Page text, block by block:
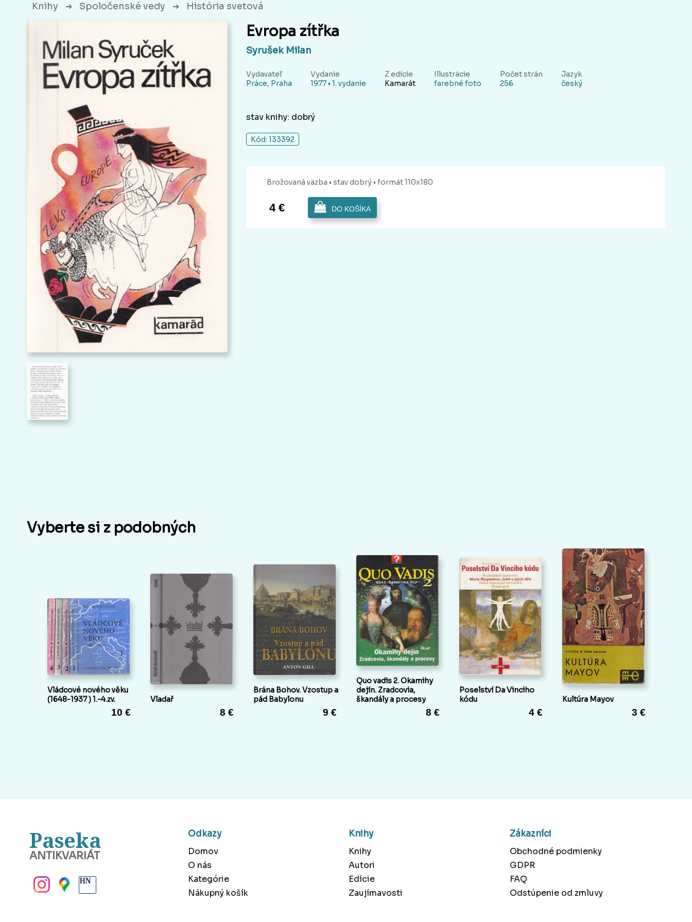
Knihy ➔ Spoločenské vedy ➔ História svetová
Evropa zítřka
Syrušek Milan
Vydavateľ
Práce, Praha
Vydanie
1977 • 1. vydanie
Z edície
Kamarát
Illustrácie
farebné foto
Počet strán
256
Jazyk
český
stav knihy: dobrý
Kód: 133392
Brožovaná väzba • stav dobrý • formát 110x180
4 € DO KOŠÍKA
Vyberte si z podobných
Vládcové nového věku
(1648-1937 ) 1.-4.zv.
10 €
Vladař
8 €
Brána Bohov. Vzostup a
pád Babylonu
9 €
Quo vadis 2. Okamihy
dejín. Zradcovia,
škandály a procesy
8 €
Poselství Da Vinciho
kódu
4 €
Kultúra Mayov
3 €
Paseka
ANTIKVARIÁT
Odkazy
Domov
O nás
Kategórie
Nákupný košík
Knihy
Knihy
Autori
Edície
Zaujímavosti
Zákazníci
Obchodné podmienky
GDPR
FAQ
Odstúpenie od zmluvy